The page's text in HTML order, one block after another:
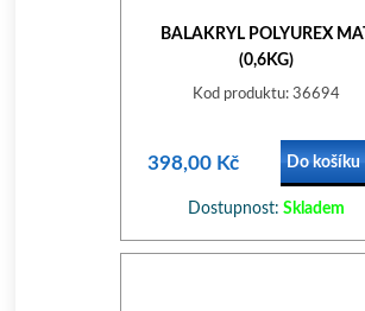
BALAKRYL POLYUREX MAT
(0,6KG)
Kod produktu: 36694
398,00 Kč Do košíku
Dostupnost: Skladem